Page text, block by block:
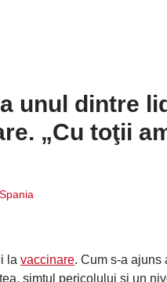
unul dintre
„Cu toţii
la vaccinare. Cum s-a ajuns
simţul pericolului şi un